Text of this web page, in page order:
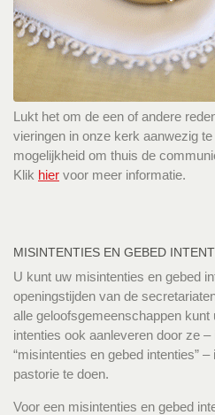
Lukt het om de een of andere
vieringen in onze kerk aanwezig
mogelijkheid om thuis de
Klik hier voor meer informatie.
MISINTENTIES EN GEBED
U kunt uw misintenties en gebed
openingstijden van de
alle geloofsgemeenschappen
intenties ook aanleveren door ze
“misintenties en gebed intenties”
pastorie te doen.
Voor een misintenties en gebed